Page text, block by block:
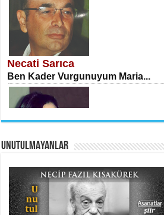
İSA KARATEPE
Ekranlar Arasında Kaybolan İnsan...
AHMET URFALI
Tahlil Denemesi...
Necati Sarıca
Ben Kader Vurgunuyum Maria...
Sibel Orhan
İki Kırık Boşluk...
UNUTULMAYANLAR